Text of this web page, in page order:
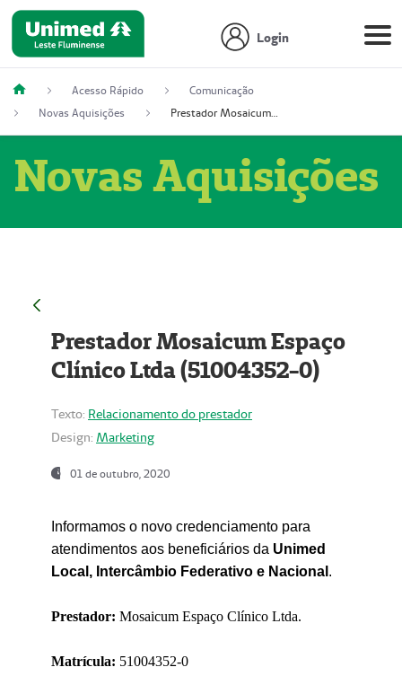
Login
Acesso Rápido
Comunicação
Novas Aquisições
Prestador Mosaicum Espaço Clínico Ltda (51004352-0)
Novas Aquisições
Prestador Mosaicum Espaço
Clínico Ltda (51004352-0)
Texto: Relacionamento do prestador
Design: Marketing
01 de outubro, 2020
Informamos o novo credenciamento para
atendimentos aos beneficiários da Unimed
Local, Intercâmbio Federativo e Nacional .
Prestador: Mosaicum Espaço Clínico Ltda.
Matrícula: 51004352-0